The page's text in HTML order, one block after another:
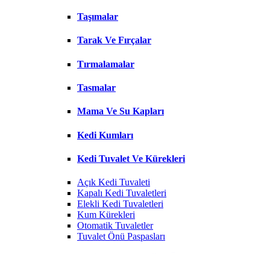
Taşımalar
Tarak Ve Fırçalar
Tırmalamalar
Tasmalar
Mama Ve Su Kapları
Kedi Kumları
Kedi Tuvalet Ve Kürekleri
Açık Kedi Tuvaleti
Kapalı Kedi Tuvaletleri
Elekli Kedi Tuvaletleri
Kum Kürekleri
Otomatik Tuvaletler
Tuvalet Önü Paspasları